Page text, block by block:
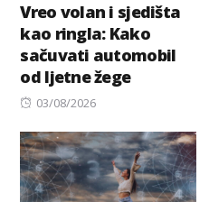
Vreo volan i sjedišta
kao ringla: Kako
sačuvati automobil
od ljetne žege
Posted
03/08/2026